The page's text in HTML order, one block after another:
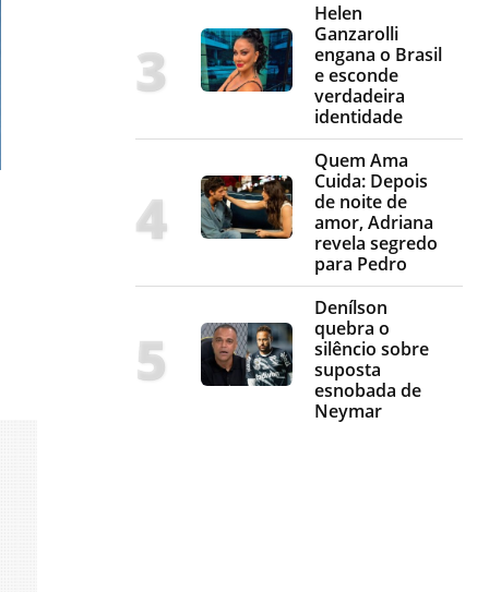
Helen
Ganzarolli
engana o Brasil
e esconde
verdadeira
identidade
Quem Ama
Cuida: Depois
de noite de
amor, Adriana
revela segredo
para Pedro
Denílson
quebra o
silêncio sobre
suposta
esnobada de
Neymar